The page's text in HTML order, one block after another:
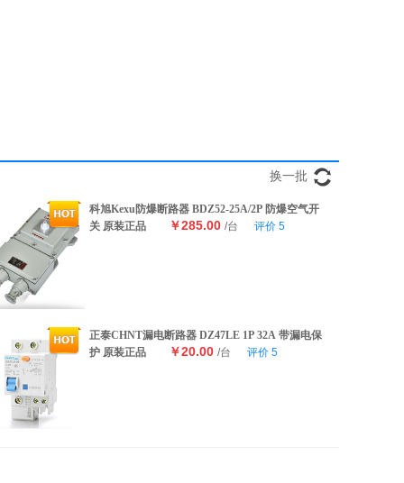
换一批
科旭Kexu防爆断路器 BDZ52-25A/2P 防爆空气开
关 原装正品
￥285.00 /台 评价 5
正泰CHNT漏电断路器 DZ47LE 1P 32A 带漏电保
护 原装正品
￥20.00 /台 评价 5